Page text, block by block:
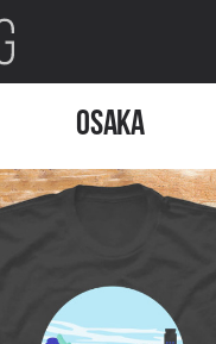
Osaka